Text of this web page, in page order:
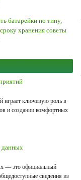
батарейки по типу,
хранения советы
играет ключевую роль в
и создании комфортных
данных
— это официальный
сведения из